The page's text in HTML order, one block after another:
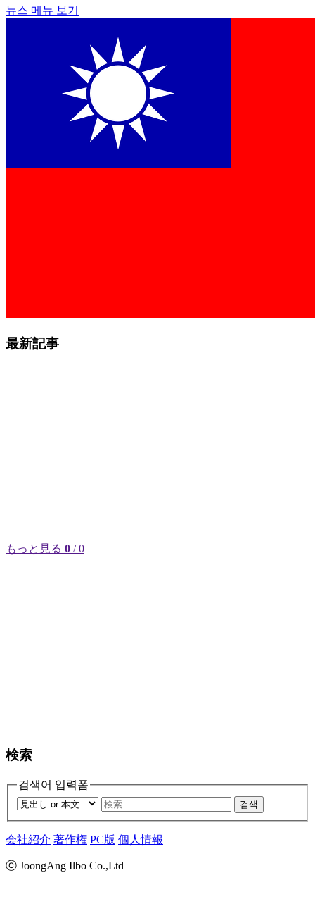
뉴스 메뉴 보기
最新記事
もっと見る 0 / 0
検索
검색어 입력폼
검색
会社紹介 著作権 PC版 個人情報
ⓒ JoongAng Ilbo Co.,Ltd